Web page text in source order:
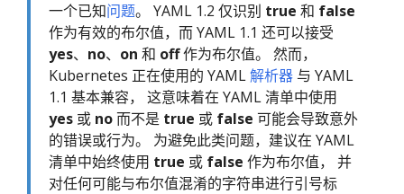
一个已知问题。 YAML 1.2 仅识别 true 和 false
作为有效的布尔值，而 YAML 1.1 还可以接受
yes、 no、 on 和 off作为布尔值。 然而，
Kubernetes 正在使用的 YAML解析器 与 YAML
1.1 基本兼容， 这意味着在 YAML 清单中使用
yes 或 no而不是 true 或 false 可能会导致意外
的错误或行为。 为避免此类问题，建议在 YAML
清单中始终使用 true 或 false 作为布尔值， 并
对任何可能与布尔值混淆的字符串进行引号标